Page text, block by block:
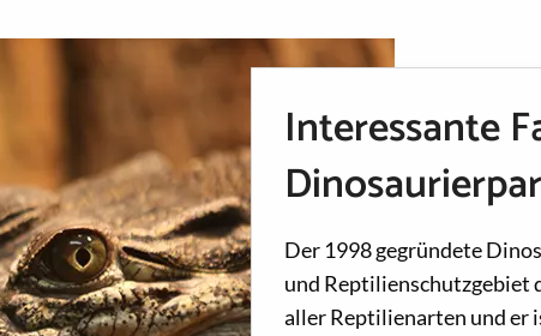
Interessante
Der 1998 gegründete
und Reptilienschutzgebiet
aller Reptilienarten und er